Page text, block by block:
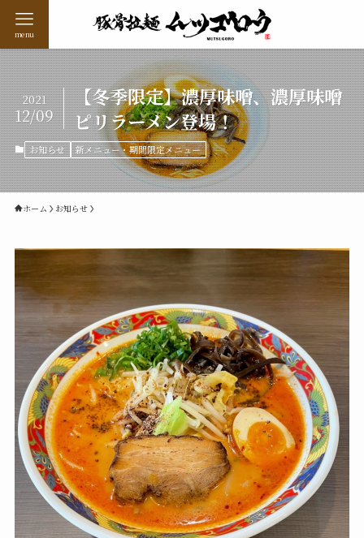
menu
【冬季限定】濃厚味噌、濃厚味噌
ピリラーメン登場！
2021
12/09
お知らせ 新メニュー・期間限定メニュー
ホーム お知らせ